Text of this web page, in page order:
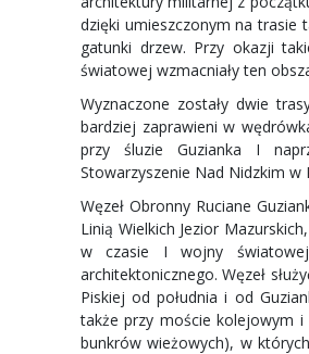
dzięki umieszczonym na trasie
gatunki drzew. Przy okazji
światowej wzmacniały ten
Wyznaczone zostały dwie
bardziej zaprawieni w
przy śluzie Guzianka I
Stowarzyszenie Nad Nidzkim w
Węzeł Obronny Ruciane
Linią Wielkich Jezior
w czasie I wojny
architektonicznego. Węzeł
Piskiej od południa i od
także przy moście kolejowym i
bunkrów wieżowych), w